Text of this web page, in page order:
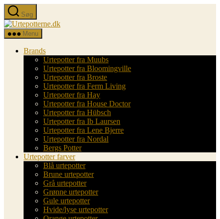
Spring
til
indholdet
Søg
Urtepotterne.dk
Menu
Brands
Urtepotter fra Muubs
Urtepotter fra Bloomingville
Urtepotter fra Broste
Urtepotter fra Ferm Living
Urtepotter fra Hay
Urtepotter fra House Doctor
Urtepotter fra Hübsch
Urtepotter fra Ib Laursen
Urtepotter fra Lene Bjerre
Urtepotter fra Nordal
Bergs Potter
Urtepotter farver
Blå urtepotter
Brune urtepotter
Grå urtepotter
Grønne urtepotter
Gule urtepotter
Hvide/lyse urtepotter